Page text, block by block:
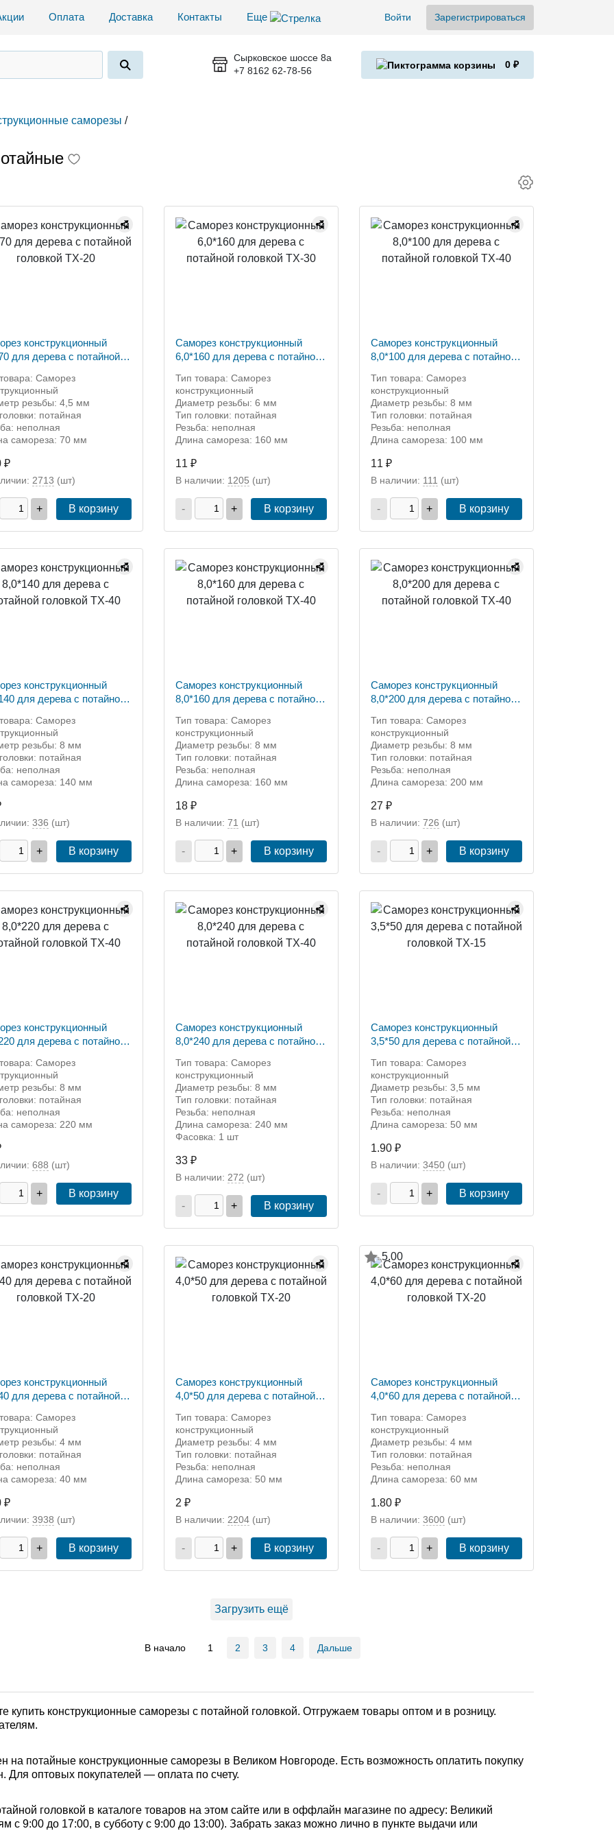
Оплата Доставка Контакты Еще Войти Зарегистрироваться
Сырковское шоссе 8а
+7 8162 62-78-56
0 ₽
саморезы /
конструкционный
для дерева с потайной
Саморез
резьбы: 4,5 мм
потайная
неполная
самореза: 70 мм
₽
2713 (шт)
+ В корзину
Саморез конструкционный
6,0*160 для дерева с потайной
Тип товара: Саморез
конструкционный
Диаметр резьбы: 6 мм
Тип головки: потайная
Резьба: неполная
Длина самореза: 160 мм
11 ₽
В наличии: 1205 (шт)
- + В корзину
Саморез конструкционный
8,0*100 для дерева с потайной
Тип товара: Саморез
конструкционный
Диаметр резьбы: 8 мм
Тип головки: потайная
Резьба: неполная
Длина самореза: 100 мм
11 ₽
В наличии: 111 (шт)
- + В корзину
конструкционный
для дерева с потайной
Саморез
резьбы: 8 мм
потайная
неполная
самореза: 140 мм
336 (шт)
+ В корзину
Саморез конструкционный
8,0*160 для дерева с потайной
Тип товара: Саморез
конструкционный
Диаметр резьбы: 8 мм
Тип головки: потайная
Резьба: неполная
Длина самореза: 160 мм
18 ₽
В наличии: 71 (шт)
- + В корзину
Саморез конструкционный
8,0*200 для дерева с потайной
Тип товара: Саморез
конструкционный
Диаметр резьбы: 8 мм
Тип головки: потайная
Резьба: неполная
Длина самореза: 200 мм
27 ₽
В наличии: 726 (шт)
- + В корзину
конструкционный
для дерева с потайной
Саморез
резьбы: 8 мм
потайная
неполная
самореза: 220 мм
688 (шт)
+ В корзину
Саморез конструкционный
8,0*240 для дерева с потайной
Тип товара: Саморез
конструкционный
Диаметр резьбы: 8 мм
Тип головки: потайная
Резьба: неполная
Длина самореза: 240 мм
Фасовка: 1 шт
33 ₽
В наличии: 272 (шт)
- + В корзину
Саморез конструкционный
3,5*50 для дерева с потайной
Тип товара: Саморез
конструкционный
Диаметр резьбы: 3,5 мм
Тип головки: потайная
Резьба: неполная
Длина самореза: 50 мм
1.90 ₽
В наличии: 3450(шт)
- + В корзину
конструкционный
для дерева с потайной
Саморез
резьбы: 4 мм
потайная
неполная
самореза: 40 мм
₽
3938 (шт)
+ В корзину
Саморез конструкционный
4,0*50 для дерева с потайной
Тип товара: Саморез
конструкционный
Диаметр резьбы: 4 мм
Тип головки: потайная
Резьба: неполная
Длина самореза: 50 мм
2 ₽
В наличии: 2204(шт)
- + В корзину
5.00
Саморез конструкционный
4,0*60 для дерева с потайной
Тип товара: Саморез
конструкционный
Диаметр резьбы: 4 мм
Тип головки: потайная
Резьба: неполная
Длина самореза: 60 мм
1.80 ₽
В наличии: 3600(шт)
- + В корзину
Загрузить ещё
В начало 1 2 3 4 Дальше
купить конструкционные саморезы с потайной головкой. Отгружаем товары оптом и в розницу.
потайные конструкционные саморезы в Великом Новгороде. Есть возможность оплатить покупку
Для оптовых покупателей — оплата по счету.
головкой в каталоге товаров на этом сайте или в оффлайн магазине по адресу: Великий
с 9:00 до 17:00, в субботу с 9:00 до 13:00). Забрать заказ можно лично в пункте выдачи или